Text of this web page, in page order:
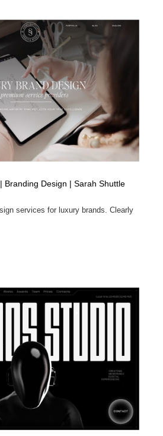
Branding Design | Sarah Shuttle
services for luxury brands. Clearly